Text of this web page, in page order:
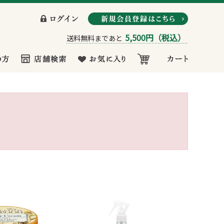
送料無料まであと 5,500円 （税込）